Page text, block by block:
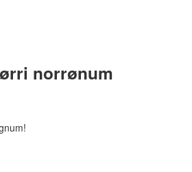
norrønum